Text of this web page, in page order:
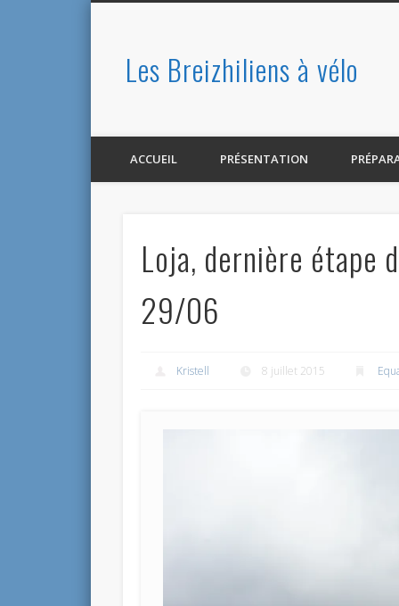
Les Breizhiliens à vélo
Facebook
ACCUEIL PRÉSENTATION
Loja, dernière étape
29/06
Kristell 8 juillet 2015